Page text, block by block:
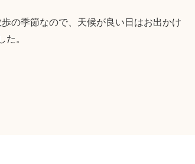
の季節なので、天候が良い日はお出かけ
た。